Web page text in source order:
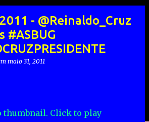
- @Reinaldo_Cruz
#ASBUG
maio 31, 2011